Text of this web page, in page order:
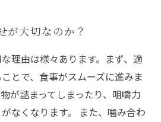
が大切なのか？
理由は様々あります。まず、適
とで、食事がスムーズに進みま
が詰まってしまったり、咀嚼力
なくなります。 また、噛み合わ